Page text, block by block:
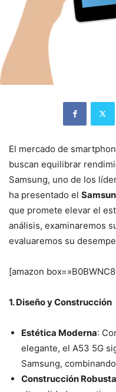
El mercado de
buscan equilibrar
Samsung, uno de los
ha presentado el
que promete elevar el
análisis, examinaremos
evaluaremos su
[amazon
1. Diseño y Construcción
Estética Moderna:
elegante, el A53 5G
Samsung,
Construcción Robusta